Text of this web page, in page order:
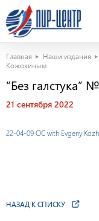
Главная Наши издания
Кожокиным
“Без
21 сентября 2022
22-04-09 OC with Evgeny
НАЗАД К СПИСКУ